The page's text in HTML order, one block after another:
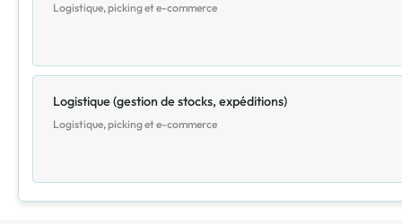
Logistique, picking et e-commerce
Logistique (gestion de stocks, expéditions)
Logistique, picking et e-commerce